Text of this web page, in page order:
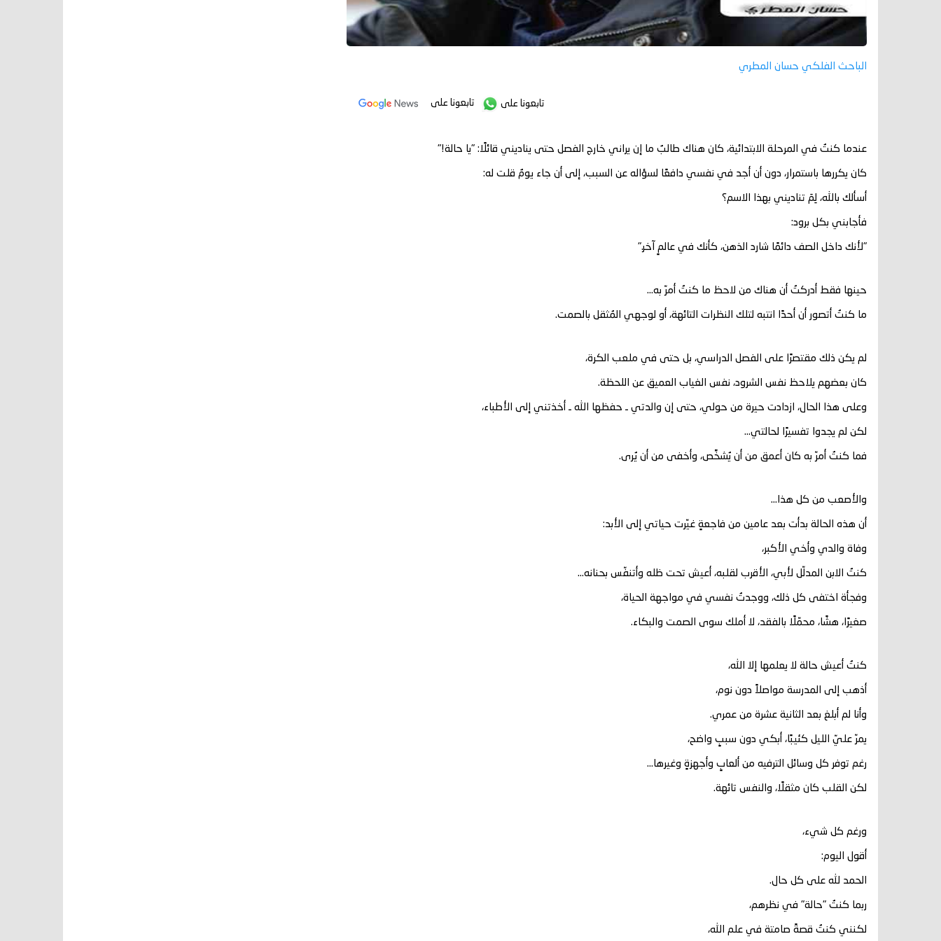
الباحث الفلكي حسان المطري
تابعونا على تابعونا على
عندما كنتُ في المرحلة الابتدائية، كان هناك طالبٌ ما إن يراني خارج الفصل حتى يناديني قائلًا: "يا حالة!"
كان يكررها باستمرار، دون أن أجد في نفسي دافعًا لسؤاله عن السبب، إلى أن جاء يومٌ قلت له:
أسألك بالله، لِمَ تناديني بهذا الاسم؟
فأجابني بكل برود:
"لأنك داخل الصف دائمًا شارد الذهن، كأنك في عالمٍ آخر."
حينها فقط أدركتُ أن هناك من لاحظ ما كنتُ أمرّ به…
ما كنتُ أتصور أن أحدًا انتبه لتلك النظرات التائهة، أو لوجهي المُثقل بالصمت.
لم يكن ذلك مقتصرًا على الفصل الدراسي، بل حتى في ملعب الكرة،
كان بعضهم يلاحظ نفس الشرود، نفس الغياب العميق عن اللحظة.
وعلى هذا الحال، ازدادت حيرة من حولي، حتى إن والدتي ـ حفظها الله ـ أخذتني إلى الأطباء،
لكن لم يجدوا تفسيرًا لحالتي…
فما كنتُ أمرّ به كان أعمق من أن يُشخَّص، وأخفى من أن يُرى.
والأصعب من كل هذا…
أن هذه الحالة بدأت بعد عامين من فاجعةٍ غيّرت حياتي إلى الأبد:
وفاة والدي وأخي الأكبر،
كنتُ الابن المدلّل لأبي، الأقرب لقلبه، أعيش تحت ظله وأتنفّس بحنانه…
وفجأة اختفى كل ذلك، ووجدتُ نفسي في مواجهة الحياة،
صغيرًا، هشًا، محمّلًا بالفقد، لا أملك سوى الصمت والبكاء.
كنتُ أعيش حالة لا يعلمها إلا الله،
أذهب إلى المدرسة مواصلاً دون نوم،
وأنا لم أبلغ بعد الثانية عشرة من عمري.
يمرّ عليّ الليل كئيبًا، أبكي دون سببٍ واضح،
رغم توفر كل وسائل الترفيه من ألعابٍ وأجهزةٍ وغيرها…
لكن القلب كان مثقلًا، والنفس تائهة.
ورغم كل شيء،
أقول اليوم:
الحمد لله على كل حال.
ربما كنتُ "حالة" في نظرهم،
لكنني كنتُ قصةً صامتة في علم الله،